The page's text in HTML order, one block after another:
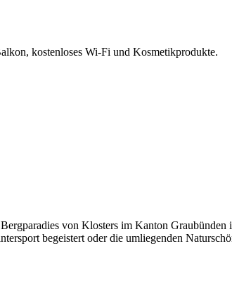
kostenloses Wi-Fi und Kosmetikprodukte.
von Klosters im Kanton
begeistert oder die umliegenden